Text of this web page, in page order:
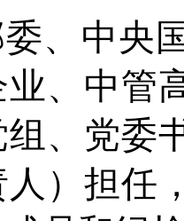
、中央
、中管
、党委
）担任